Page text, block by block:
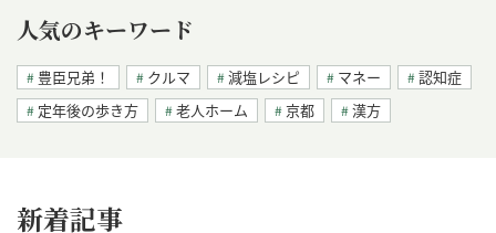
人気のキーワード
豊臣兄弟！ クルマ 減塩レシピ マネー
認知症
定年後の歩き方
老人ホーム 京都 漢方
新着記事